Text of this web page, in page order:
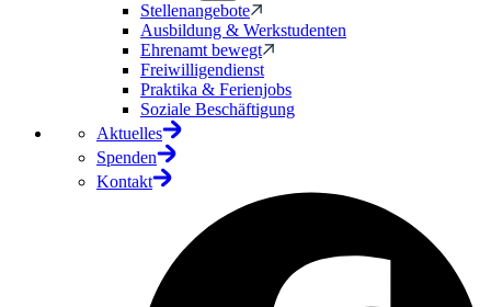
Stellenangebote
Ausbildung & Werkstudenten
Ehrenamt bewegt
Freiwilligendienst
Praktika & Ferienjobs
Soziale Beschäftigung
Aktuelles
Spenden
Kontakt